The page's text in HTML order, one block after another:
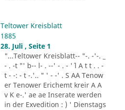
Teltower Kreisblatt
1885
28. Juli , Seite 1
"...Teltower Kreisblatt-- "-. -'-. _
- . -t "' b-- l- . --' - . - '´ l A t t . . -
t - -: - t -.'.. " ' - -' . S AA Tenow
er Tenower Erichemt kreir A A
v K e-.' ae ae Inserate werden
in der Exvedition : ) ' Dienstags